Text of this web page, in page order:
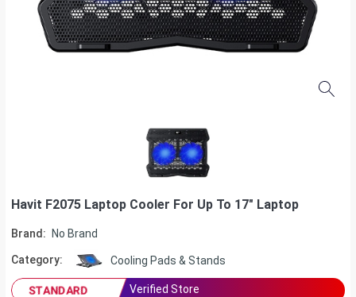
Havit F2075 Laptop Cooler For Up To 17″ Laptop
Brand: No Brand
Category: Cooling Pads & Stands
STANDARD Verified Store